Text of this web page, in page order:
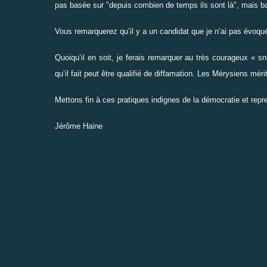
pas basée sur "depuis combien de temps ils sont là", mais
Vous remarquerez qu’il y a un candidat que je n’ai pas
Quoiqu’il en soit, je ferais remarquer au très courageux «
qu’il fait peut être qualifié de diffamation. Les Mérysiens
Mettons fin à ces pratiques indignes de la démocratie et
Jérôme Haine